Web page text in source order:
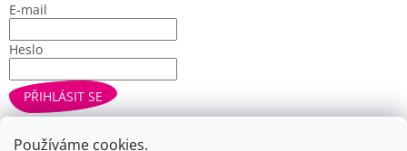
Používáme cookies.
E-mail
Heslo
PŘIHLÁSIT SE
Nová registraceZapomenuté heslo